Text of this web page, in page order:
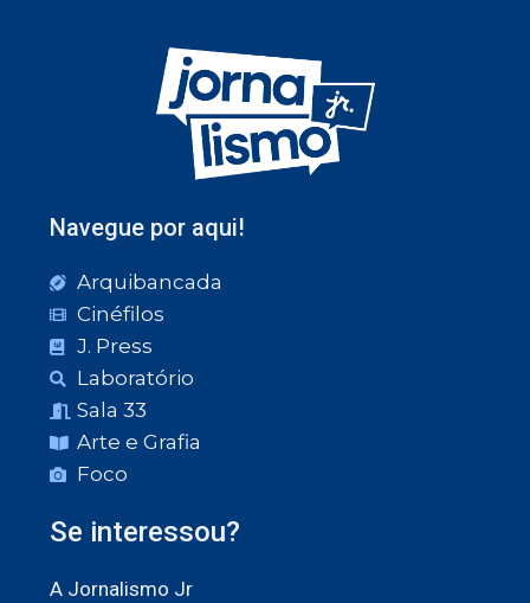
Navegue por aqui!
Arquibancada
Cinéfilos
J. Press
Laboratório
Sala 33
Arte e Grafia
Foco
Se interessou?
A Jornalismo Jr